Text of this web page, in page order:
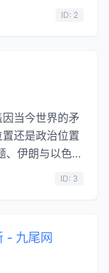
ID: 2
当今世界的矛
还是政治位置
、伊朗与以色列
是美国 …...
ID: 3
- 九尾网